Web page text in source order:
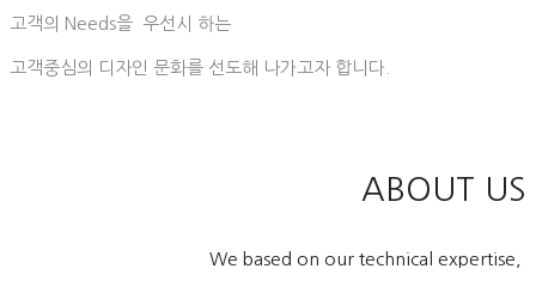
고객의 Needs을 우선시 하는
고객중심의 디자인 문화를 선도해 나가고자 합니다.
ABOUT US
We based on our technical expertise,